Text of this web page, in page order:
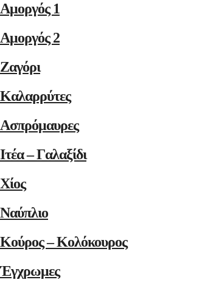
Αμοργός 1
Αμοργός 2
Ζαγόρι
Καλαρρύτες
Ασπρόμαυρες
Ιτέα – Γαλαξίδι
Χίος
Ναύπλιο
Κούρος – Κολόκουρος
Έγχρωμες